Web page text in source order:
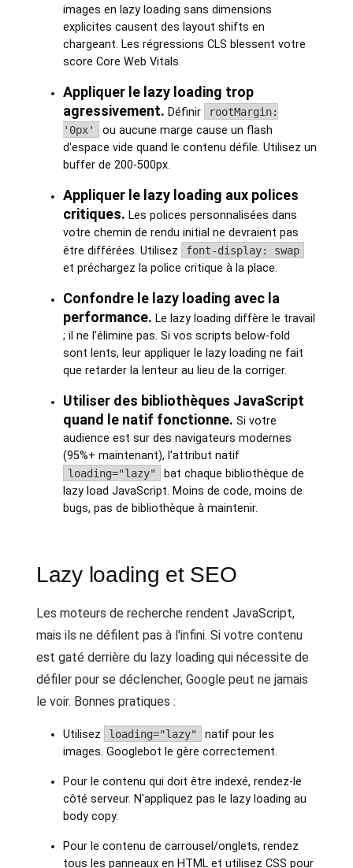
images en lazy loading sans dimensions
explicites causent des layout shifts en
chargeant. Les régressions CLS blessent votre
score Core Web Vitals.
Appliquer le lazy loading trop
agressivement. Définir
rootMargin:
'0px'
ou aucune marge cause un flash
d'espace vide quand le contenu défile. Utilisez un
buffer de 200-500px.
Appliquer le lazy loading aux polices
critiques. Les polices personnalisées dans
votre chemin de rendu initial ne devraient pas
être différées. Utilisez
font-display: swap
et préchargez la police critique à la place.
Confondre le lazy loading avec la
performance. Le lazy loading diffère le travail
; il ne l'élimine pas. Si vos scripts below-fold
sont lents, leur appliquer le lazy loading ne fait
que retarder la lenteur au lieu de la corriger.
Utiliser des bibliothèques JavaScript
quand le natif fonctionne. Si votre
audience est sur des navigateurs modernes
(95%+ maintenant), l'attribut natif
loading="lazy"
bat chaque bibliothèque de
lazy load JavaScript. Moins de code, moins de
bugs, pas de bibliothèque à maintenir.
Lazy loading et SEO
Les moteurs de recherche rendent JavaScript,
mais ils ne défilent pas à l'infini. Si votre contenu
est gaté derrière du lazy loading qui nécessite de
défiler pour se déclencher, Google peut ne jamais
le voir. Bonnes pratiques :
Utilisez loading="lazy"
natif pour les
images. Googlebot le gère correctement.
Pour le contenu qui doit être indexé, rendez-le
côté serveur. N'appliquez pas le lazy loading au
body copy.
Pour le contenu de carrousel/onglets, rendez
tous les panneaux en HTML et utilisez CSS pour